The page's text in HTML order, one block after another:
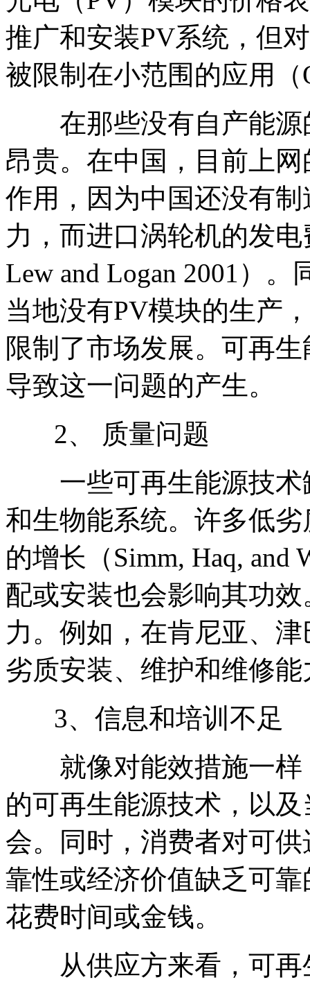
推广和安装PV系统，但
被限制在小范围的应用（
在那些没有自产能源
昂贵。在中国，目前上
作用，因为中国还没有
力，而进口涡轮机的发电
Lew and Logan 2001）
当地没有PV模块的生产
限制了市场发展。可再
导致这一问题的产生。
2、 质量问题
一些可再生能源技术
和生物能系统。许多低
的增长（Simm, Haq, and
配或安装也会影响其功
力。例如，在肯尼亚、
劣质安装、维护和维修
3、信息和培训不足
就像对能效措施一样
的可再生能源技术，以
会。同时，消费者对可
靠性或经济价值缺乏可
花费时间或金钱。
从供应方来看，可再